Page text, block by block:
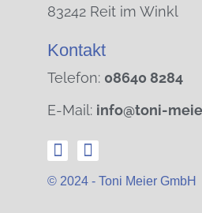
83242 Reit im Winkl
Kontakt
Telefon: 08640 8284
E-Mail: info@toni-
© 2024 - Toni Meier GmbH